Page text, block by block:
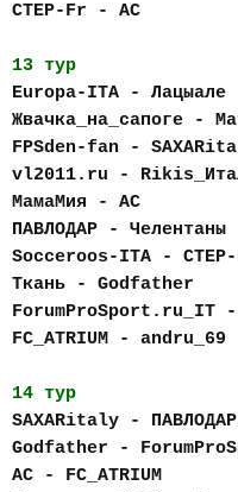
CTEP-Fr - AC
13 тур
Europa-ITA - Лацыале
Жвачка_на_сапоге -
FPSden-fan -
vl2011.ru -
МамаМия - AC
ПАВЛОДАР - Челентаны
Socceroos-ITA -
Ткань - Godfather
ForumProSport.ru_IT -
FC_АTRIUM - andru_69
14 тур
SAXARitaly - ПАВЛОДАР
Godfather -
AC - FC_АTRIUM